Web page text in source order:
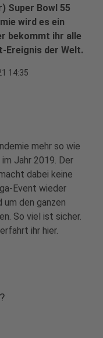
Super Bowl 55
wird es ein
bekommt ihr alle
Ereignis der Welt.
14:35
mehr so wie
Jahr 2019. Der
dabei keine
Event wieder
um den ganzen
So viel ist sicher.
ihr hier.